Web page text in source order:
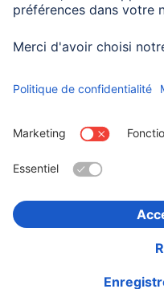
application Microsoft
Confidentialité et
Déclaration